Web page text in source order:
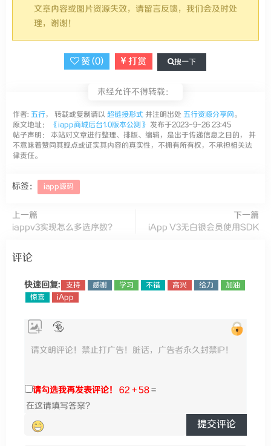
文章内容或图片资源失效，请留言反馈，我们会及时处
理，谢谢！
赞 (0) 打赏 搜一下
未经允许不得转载：
作者: 五行， 转载或复制请以 超链接形式 并注明出处 五行资源分享网。
原文地址：
《iapp商城后台1.0版本公测》 发布于2023-9-26 23:45
帖子声明： 本站对文章进行整理、排版、编辑，是出于传递信息之目的， 并
不意味着赞同其观点或证实其内容的真实性，不拥有所有权，不承担相关法
律责任。
标签： iapp源码
上一篇
iappv3实现怎么多选序数?
下一篇
iApp V3无白银会员使用SDK
评论
快速回复: 支持 感谢 学习 不错 高兴 给力
加油
惊喜
iApp
请勾选我再发表评论！ 62 + 58=
提交评论